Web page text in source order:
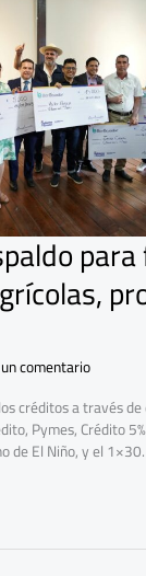
comentario
créditos a través
Pymes, Crédito
de El Niño, y el 1×30.